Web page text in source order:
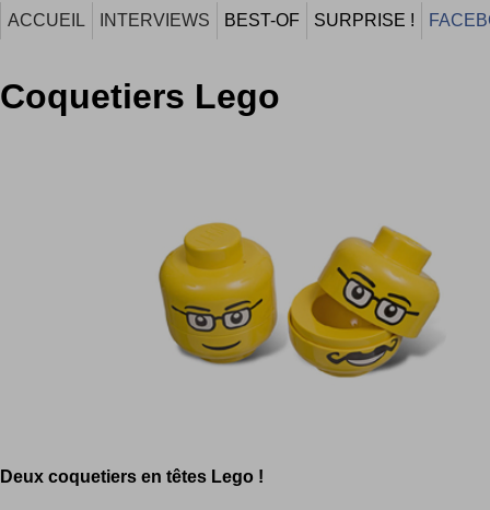
ACCUEIL INTERVIEWS BEST-OF SURPRISE !
Coquetiers Lego
Deux coquetiers en têtes Lego !